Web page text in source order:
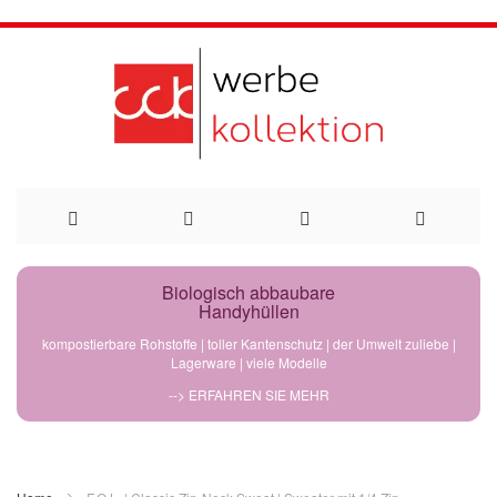
Direkt
Biologisch abbaubare
Handyhüllen
kompostierbare Rohstoffe | toller Kantenschutz | der Umwelt zuliebe |
Lagerware | viele Modelle
--> ERFAHREN SIE MEHR